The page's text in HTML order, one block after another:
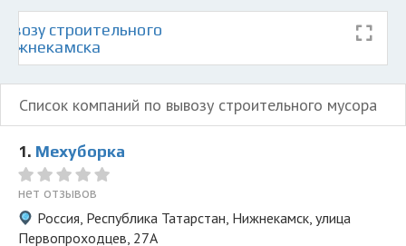
строительного
Список компаний по вывозу строительного мусора
1. Мехуборка
нет отзывов
Россия, Республика Татарстан, Нижнекамск, улица
Первопроходцев, 27А